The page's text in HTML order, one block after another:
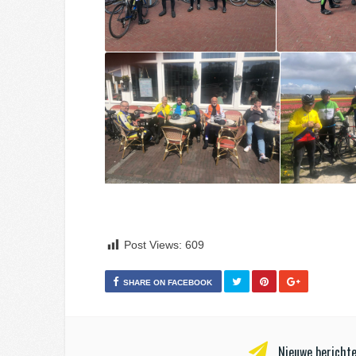
Post Views: 609
SHARE ON FACEBOOK
Nieuwe